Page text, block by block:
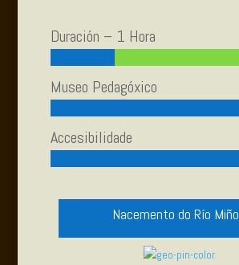
Duración – 1 Hora
Museo Pedagóxico
Accesibilidade
Nacemento do Río Miño